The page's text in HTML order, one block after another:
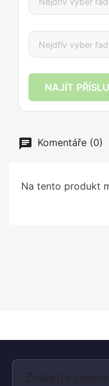
NAJÍT
Komentáře (0)
Na tento produkt
Získejte